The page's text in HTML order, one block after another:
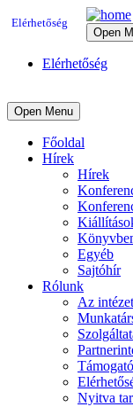
Elérhetőség
Open
Elérhetőség
Open Menu
Főoldal
Hírek
Hírek
Egyéb
Sajtóhír
Rólunk
Az
Nyitva